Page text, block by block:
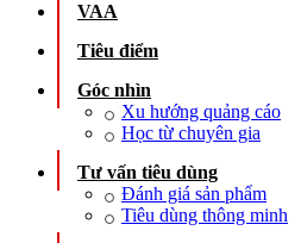
VAA
Tiêu điểm
Góc nhìn
Xu hướng quảng cáo
Học từ chuyên gia
Tư vấn tiêu dùng
Đánh giá sản phẩm
Tiêu dùng thông minh